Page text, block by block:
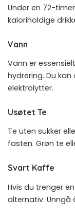
Under en 72-
kaloriholdige
Vann
Vann er
hydrering. Du
elektrolytter.
Usøtet Te
Te uten sukker
fasten. Grøn te
Svart Kaffe
Hvis du trenger
alternativ. Unngå